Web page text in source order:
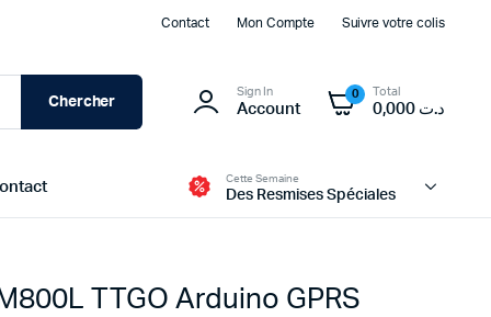
Contact Mon Compte Suivre votre colis
Chercher
Sign In
Account
0 Total
د.ت
Cette Semaine
Des Resmises Spéciales
TTGO Arduino GPRS